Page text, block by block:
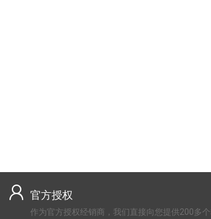
官方授权
作为官方授权经销商，我们直接向您提供200多